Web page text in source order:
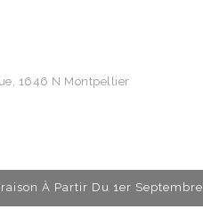
1646 N Montpellier
À Partir Du 1er Septembre